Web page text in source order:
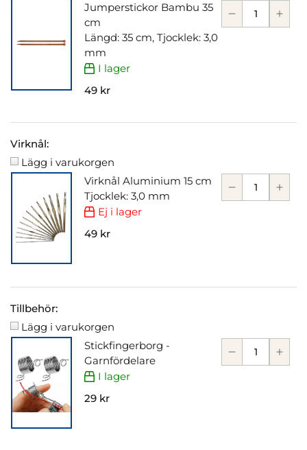
Jumperstickor Bambu 35
cm
Längd: 35 cm, Tjocklek: 3,0
mm
I lager
49 kr
Virknål:
Lägg i varukorgen
Virknål Aluminium 15 cm
Tjocklek: 3,0 mm
Ej i lager
49 kr
Tillbehör:
Lägg i varukorgen
Stickfingerborg -
Garnfördelare
I lager
29 kr